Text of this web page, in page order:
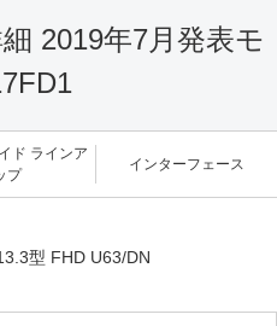
2019年7月発表モ
ド ラインア
プ
インターフェース
型 FHD U63/DN